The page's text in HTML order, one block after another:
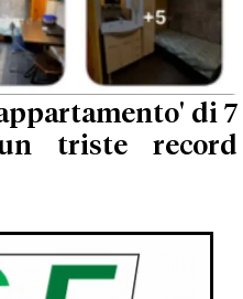
di 7
triste record